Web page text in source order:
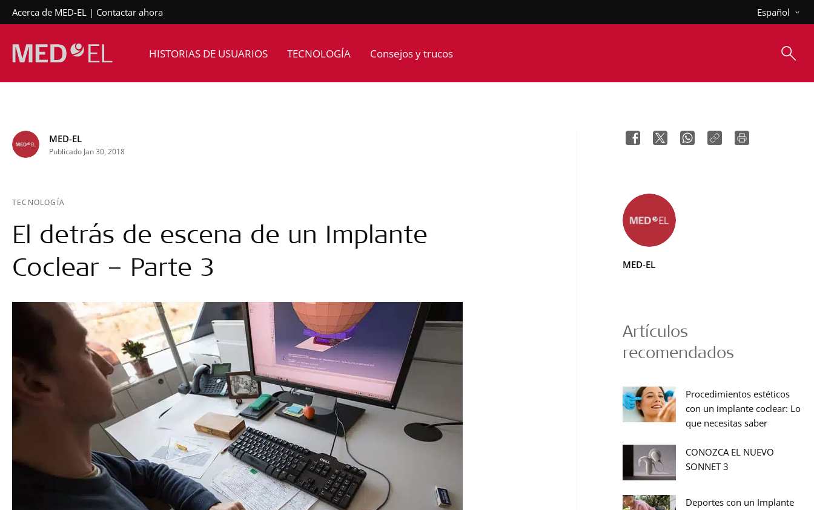
Acerca de MED-EL Contactar ahora Español
HISTORIAS DE USUARIOS TECNOLOGÍA Consejos y trucos
MED-EL
Publicado Jan 30, 2018
TECNOLOGÍA
El detrás de escena de un Implante
Coclear – Parte 3
MED-EL
Artículos
recomendados
Procedimientos estéticos
con un implante coclear: Lo
que necesitas saber
CONOZCA EL NUEVO
SONNET 3
Deportes con un Implante